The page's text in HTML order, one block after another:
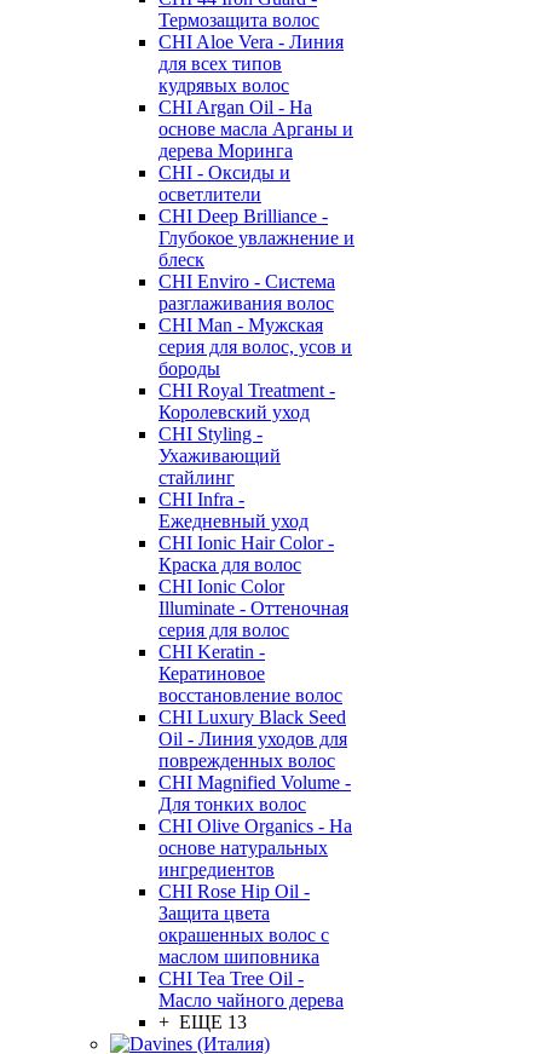
Термозащита волос
CHI Aloe Vera - Линия
для всех типов
кудрявых волос
CHI Argan Oil - На
основе масла Арганы и
дерева Моринга
CHI - Оксиды и
осветлители
CHI Deep Brilliance -
Глубокое увлажнение и
блеск
CHI Enviro - Система
разглаживания волос
CHI Man - Мужская
серия для волос, усов и
бороды
CHI Royal Treatment -
Королевский уход
CHI Styling -
Ухаживающий
стайлинг
CHI Infra -
Ежедневный уход
CHI Ionic Hair Color -
Краска для волос
CHI Ionic Color
Illuminate - Оттеночная
серия для волос
CHI Keratin -
Кератиновое
восстановление волос
CHI Luxury Black Seed
Oil - Линия уходов для
поврежденных волос
CHI Magnified Volume -
Для тонких волос
CHI Olive Organics - На
основе натуральных
ингредиентов
CHI Rose Hip Oil -
Защита цвета
окрашенных волос с
маслом шиповника
CHI Tea Tree Oil -
Масло чайного дерева
+ ЕЩЕ 13